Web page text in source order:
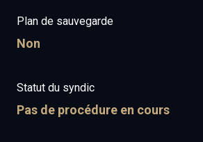
Plan de sauvegarde
Non
Statut du syndic
Pas de procédure en cours